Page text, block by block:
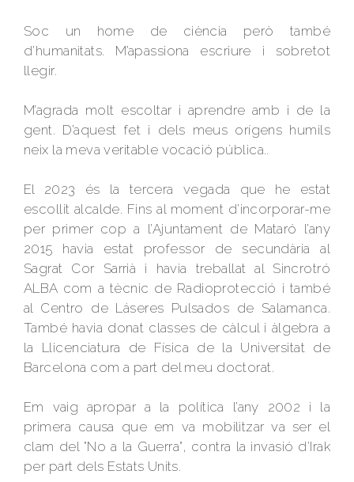
Soc un home de ciència però també
d’humanitats. M’apassiona escriure i sobretot
llegir.
M’agrada molt escoltar i aprendre amb i de la
gent. D’aquest fet i dels meus orígens humils
neix la meva veritable vocació pública..
El 2023 és la tercera vegada que he estat
escollit alcalde. Fins al moment d’incorporar-me
per primer cop a l’Ajuntament de Mataró l’any
2015 havia estat professor de secundària al
Sagrat Cor Sarrià i havia treballat al Sincrotró
ALBA com a tècnic de Radioprotecció i també
al Centro de Láseres Pulsados de Salamanca.
També havia donat classes de càlcul i àlgebra a
la Llicenciatura de Física de la Universitat de
Barcelona com a part del meu doctorat.
Em vaig apropar a la política l’any 2002 i la
primera causa que em va mobilitzar va ser el
clam del "No a la Guerra", contra la invasió d’Irak
per part dels Estats Units.